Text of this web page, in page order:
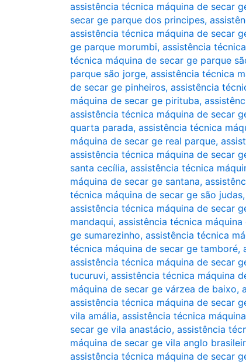
assistência técnica máquina de secar
secar ge parque dos principes,
assistência técnica máquina de secar
ge parque morumbi, assistência
técnica máquina de secar ge parque
parque são jorge, assistência técnica
de secar ge pinheiros, assistência
máquina de secar ge pirituba,
assistência técnica máquina de secar
quarta parada, assistência técnica
máquina de secar ge real parque,
assistência técnica máquina de secar
santa cecília, assistência técnica
máquina de secar ge santana,
técnica máquina de secar ge são judas,
assistência técnica máquina de secar
mandaqui, assistência técnica
ge sumarezinho, assistência técnica
técnica máquina de secar ge tamboré,
assistência técnica máquina de secar
tucuruvi, assistência técnica máquina
máquina de secar ge várzea de baixo,
assistência técnica máquina de secar
vila amália, assistência técnica
secar ge vila anastácio, assistência
máquina de secar ge vila anglo
assistência técnica máquina de secar